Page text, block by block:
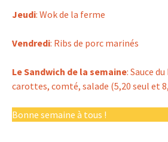
Jeudi: Wok de la ferme
Vendredi: Ribs de porc marinés
Le Sandwich de la semaine: Sauce
carottes, comté, salade (5,20 seul et
Bonne semaine à tous !